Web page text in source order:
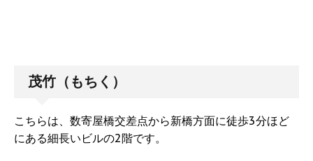
茂竹（もちく）
こちらは、数寄屋橋交差点から新橋方面に徒歩3分ほど
にある細長いビルの2階です。